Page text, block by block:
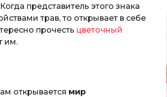
представитель этого знака
трав, то открывает в себе
прочесть цветочный
им.
открывается мир